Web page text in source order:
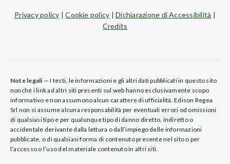
Privacy policy |Cookie policy |Dichiarazione di Accessibilità |
Credits
Note legali — I testi, le informazioni e gli altri dati pubblicati in questo sito
nonché i link ad altri siti presenti sul web hanno esclusivamente scopo
informativo e non assumono alcun carattere di ufficialità. Edison Regea
Srl non si assume alcuna responsabilità per eventuali errori od omissioni
di qualsiasi tipo e per qualunque tipo di danno diretto, indiretto o
accidentale derivante dalla lettura o dall’impiego delle informazioni
pubblicate, o di qualsiasi forma di contenuto presente nel sito o per
l’accesso o l’uso del materiale contenuto in altri siti.